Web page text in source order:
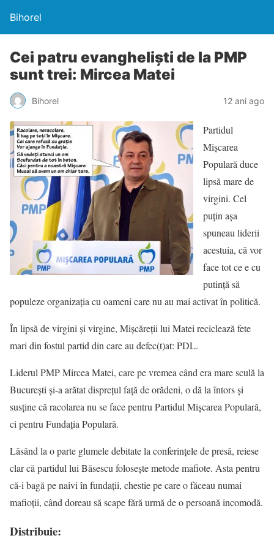
Bihorel
Cei patru evanghelişti de la PMP
sunt trei: Mircea Matei
Bihorel 12 ani ago
Partidul
Mişcarea
Populară duce
lipsă mare de
virgini. Cel
puţin aşa
spuneau liderii
acestuia, că vor
face tot ce e cu
putinţă să
populeze organizaţia cu oameni care nu au mai activat în politică.
În lipsă de virgini şi virgine, Mişcăreţii lui Matei reciclează fete
mari din fostul partid din care au defec(t)at: PDL.
Liderul PMP Mircea Matei, care pe vremea când era mare sculă la
Bucureşti şi-a arătat dispreţul faţă de orădeni, o dă la întors şi
susţine că racolarea nu se face pentru Partidul Mişcarea Populară,
ci pentru Fundaţia Populară.
Lăsând la o parte glumele debitate la conferinţele de presă, reiese
clar că partidul lui Băsescu foloseşte metode mafiote. Asta pentru
că-i bagă pe naivi în fundaţii, chestie pe care o făceau numai
mafioţii, când doreau să scape fără urmă de o persoană incomodă.
Distribuie: